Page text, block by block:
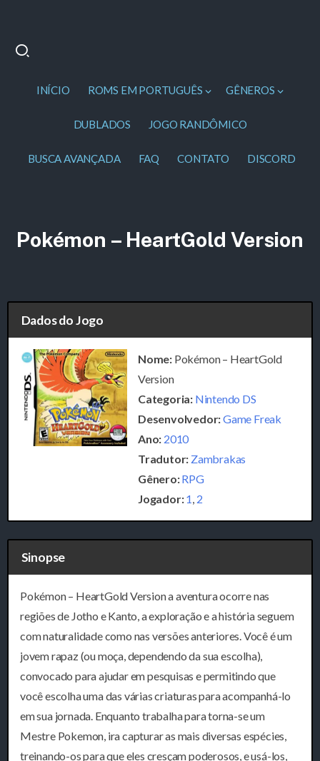
INÍCIO ROMS EM PORTUGUÊS GÊNEROS
DUBLADOS JOGO RANDÔMICO
BUSCA AVANÇADA FAQ CONTATO DISCORD
Pokémon – HeartGold Version
Dados do Jogo
Nome: Pokémon – HeartGold
Version
Categoria: Nintendo DS
Desenvolvedor:Game Freak
Ano: 2010
Tradutor: Zambrakas
Gênero:RPG
Jogador:1 2
Sinopse
Pokémon – HeartGold Version a aventura ocorre nas
regiões de Jotho e Kanto, a exploração e a história seguem
com naturalidade como nas versões anteriores. Você é um
jovem rapaz (ou moça, dependendo da sua escolha),
convocado para ajudar em pesquisas e permitindo que
você escolha uma das várias criaturas para acompanhá-lo
em sua jornada. Enquanto trabalha para torna-se um
Mestre Pokemon, ira capturar as mais diversas espécies,
treinando-os para que eles cresçam poderosos, e usá-los,